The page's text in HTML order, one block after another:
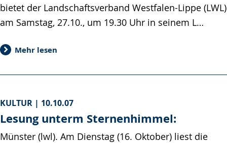
bietet der Landschaftsverband Westfalen-Lippe (LWL)
am Samstag, 27.10., um 19.30 Uhr in seinem L…
Mehr lesen
KULTUR | 10.10.07
Lesung unterm Sternenhimmel:
Münster (lwl). Am Dienstag (16. Oktober) liest die